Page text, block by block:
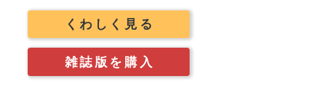
くわしく見る
雑誌版を購入